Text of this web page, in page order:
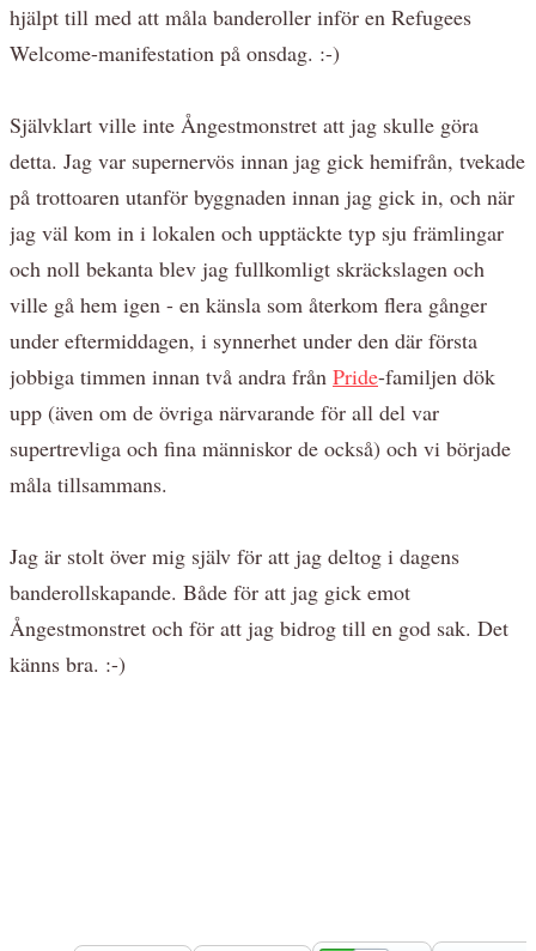
hjälpt till med att måla banderoller inför en Refugees
Welcome-manifestation på onsdag. :-)
Självklart ville inte Ångestmonstret att jag skulle göra
detta. Jag var supernervös innan jag gick hemifrån, tvekade
på trottoaren utanför byggnaden innan jag gick in, och när
jag väl kom in i lokalen och upptäckte typ sju främlingar
och noll bekanta blev jag fullkomligt skräckslagen och
ville gå hem igen - en känsla som återkom flera gånger
under eftermiddagen, i synnerhet under den där första
jobbiga timmen innan två andra från Pride-familjen dök
upp (även om de övriga närvarande för all del var
supertrevliga och fina människor de också) och vi började
måla tillsammans.
Jag är stolt över mig själv för att jag deltog i dagens
banderollskapande. Både för att jag gick emot
Ångestmonstret och för att jag bidrog till en god sak. Det
känns bra. :-)